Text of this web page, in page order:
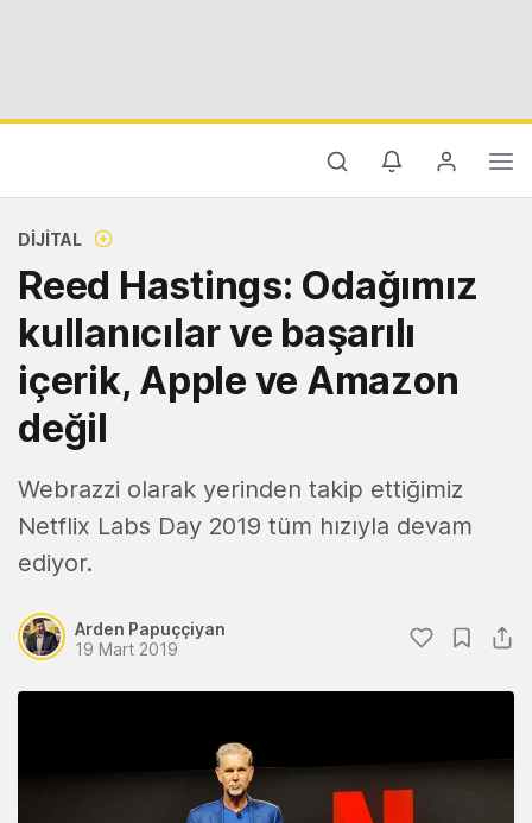
DIJITAL
Reed Hastings: Odağımız
kullanıcılar ve başarılı
içerik, Apple ve Amazon
değil
Webrazzi olarak yerinden takip ettiğimiz
Netflix Labs Day 2019 tüm hızıyla devam
ediyor.
Arden Papuççiyan
19 Mart 2019